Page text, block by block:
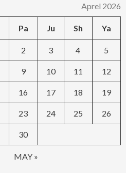
Aprel 2026
Pa Ju Sh Ya
MAY »
2 3 4 5
9 10 11 12
16 17 18 19
23 24 25 26
30